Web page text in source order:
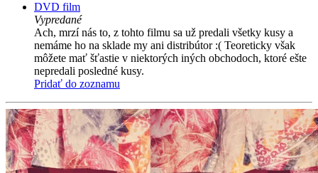
DVD film
Vypredané
Ach, mrzí nás to, z tohto filmu sa už predali všetky kusy a
nemáme ho na sklade my ani distribútor :( Teoreticky však
môžete mať šťastie v niektorých iných obchodoch, ktoré ešte
nepredali posledné kusy.
Pridať do zoznamu